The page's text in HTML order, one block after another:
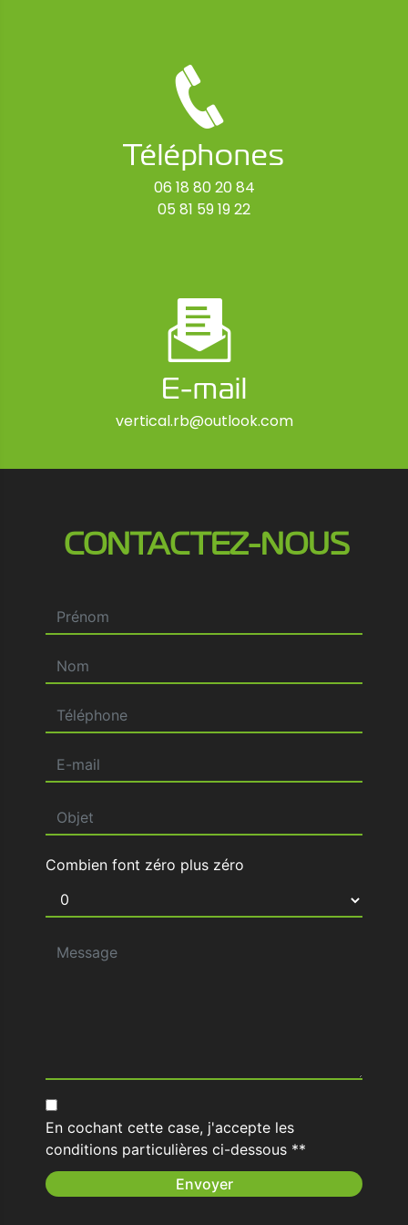
Téléphones
06 18 80 20 84
05 81 59 19 22
E-mail
vertical.rb@outlook.com
CONTACTEZ-NOUS
Combien font zéro plus zéro
En cochant cette case, j'accepte les
conditions particulières ci-dessous **
Envoyer